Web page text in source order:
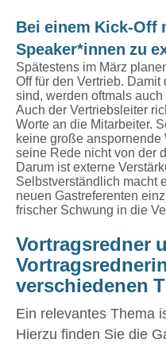
Bei einem Kick-Off
Speaker*innen zu
Spätestens im März
Off für den Vertrieb.
sind, werden oftmals
Auch der Vertriebsleiter
Worte an die Mitarbeiter.
keine große
seine Rede nicht von der
Darum ist externe
Selbstverständlich macht
neuen Gastreferenten
frischer Schwung in die
Vortragsredner
verschiedenen
Ein relevantes Thema
Hierzu finden Sie die